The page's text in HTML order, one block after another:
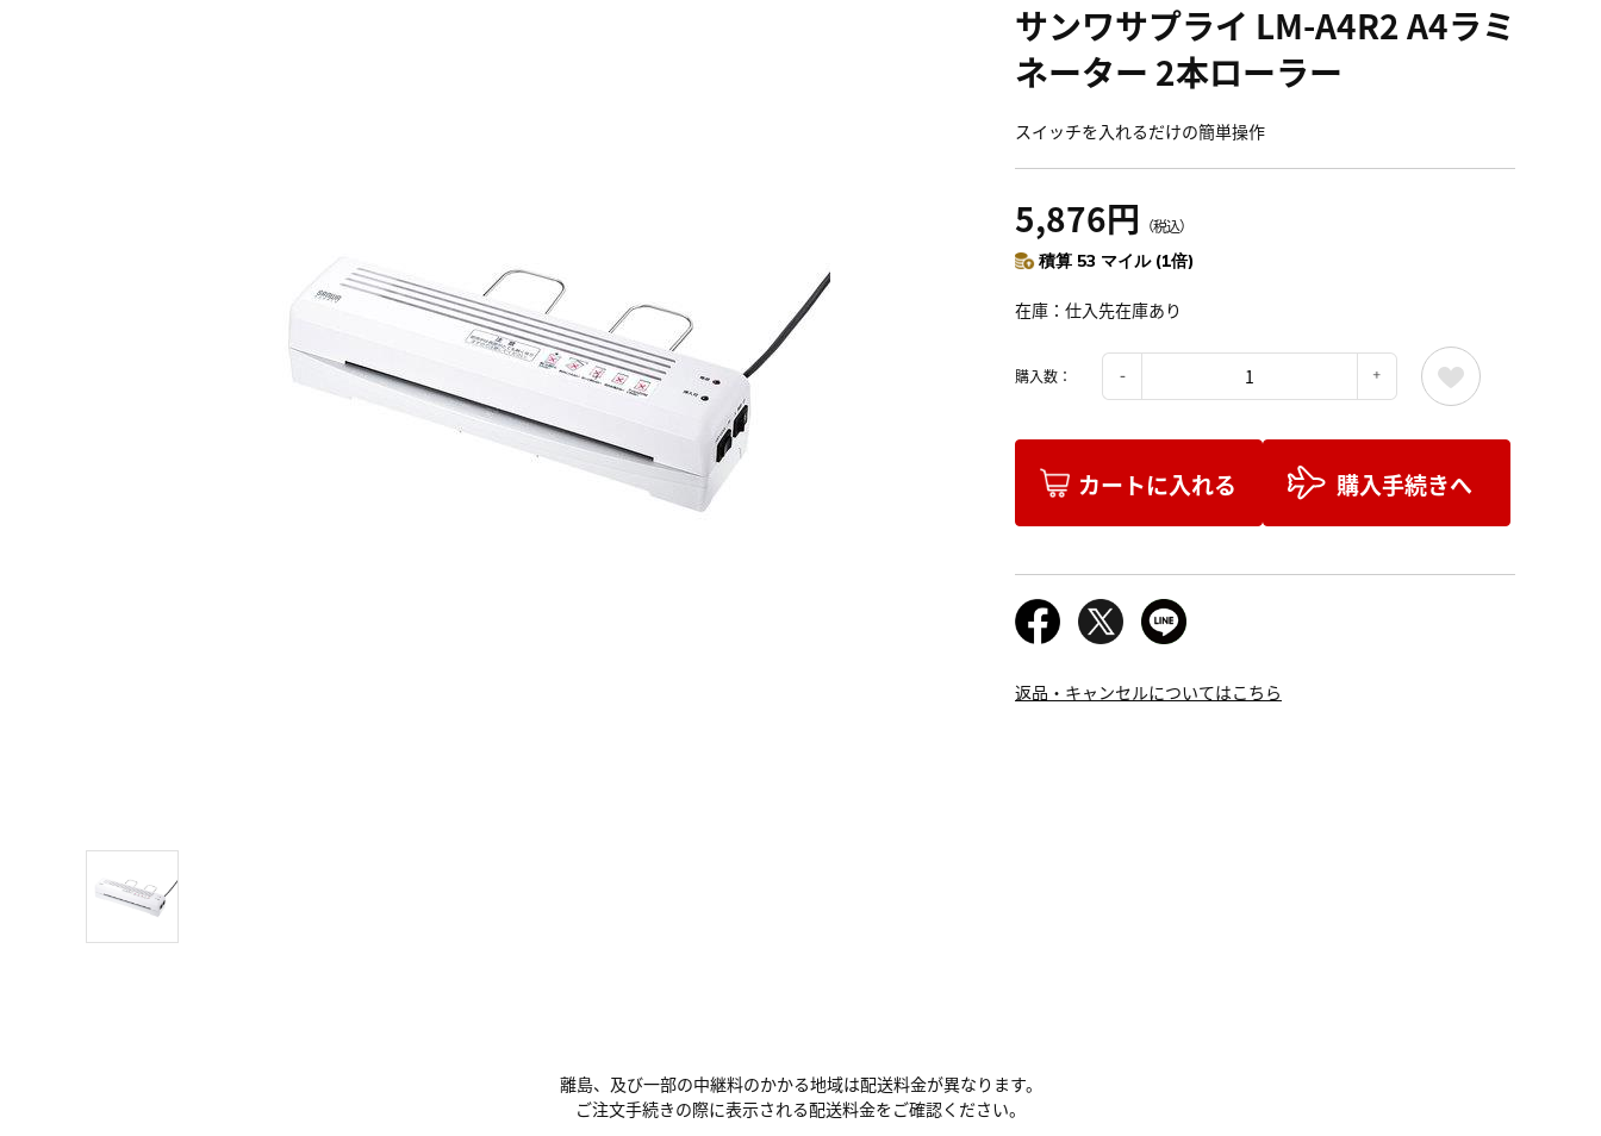
サンワサプライ LM-A4R2 A4ラミ
ネーター 2本ローラー
スイッチを入れるだけの簡単操作
5,876円 （税込）
積算 53 マイル (1倍)
在庫 仕入先在庫あり
購入数：
カートに入れる 購入手続きへ
返品・キャンセルについてはこちら
離島、及び一部の中継料のかかる地域は配送料金が異なります。
ご注文手続きの際に表示される配送料金をご確認ください。